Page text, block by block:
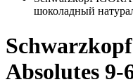
шоколадный
Absolutes 9-